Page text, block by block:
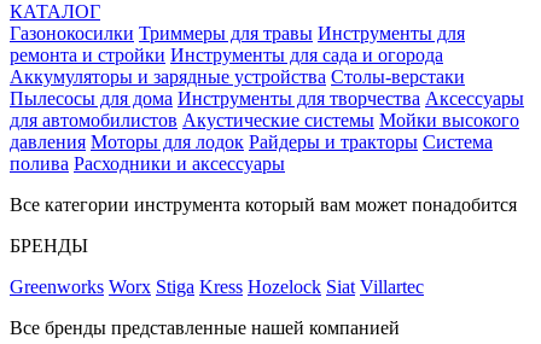
КАТАЛОГ
Газонокосилки Триммеры для травы Инструменты для
ремонта и стройки Инструменты для сада и огорода
Аккумуляторы и зарядные устройства Столы-верстаки
Пылесосы для дома Инструменты для творчества Аксессуары
для автомобилистов Акустические системы Мойки высокого
давления Моторы для лодок Райдеры и тракторы Система
полива Расходники и аксессуары
Все категории инструмента который вам может понадобится
БРЕНДЫ
Greenworks Worx Stiga Kress Hozelock Siat Villartec
Все бренды представленные нашей компанией